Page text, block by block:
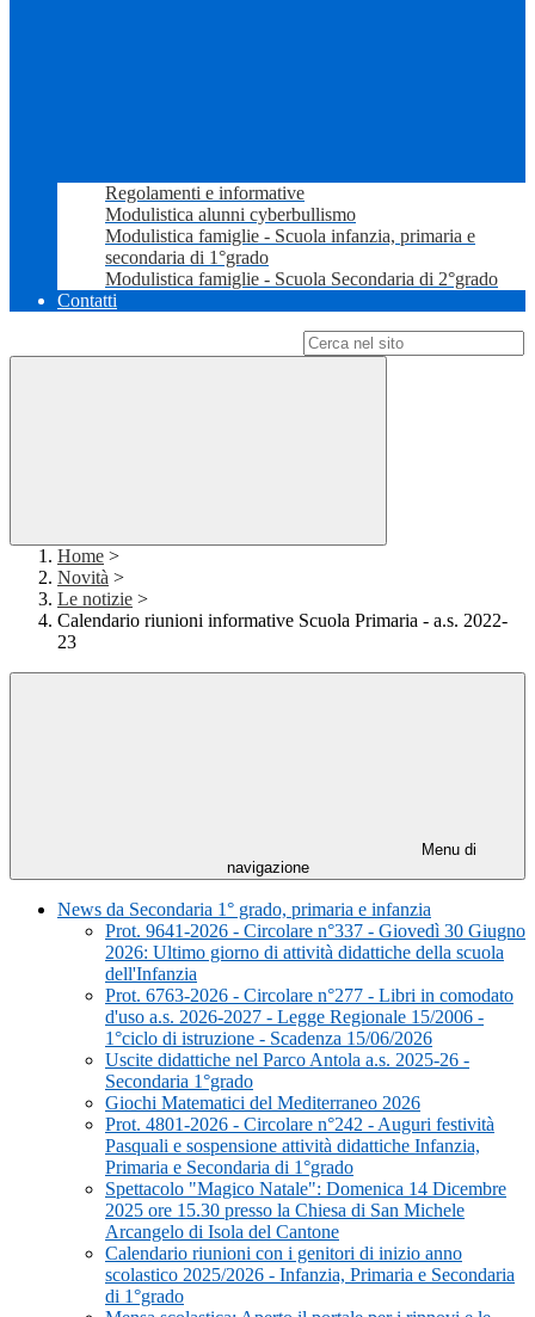
Regolamenti e informative
Modulistica alunni cyberbullismo
Modulistica famiglie - Scuola infanzia, primaria e
secondaria di 1°grado
Modulistica famiglie - Scuola Secondaria di 2°grado
Contatti
Home >
Novità >
Le notizie >
Calendario riunioni informative Scuola Primaria - a.s. 2022-
23
Menu di
navigazione
News da Secondaria 1° grado, primaria e infanzia
Prot. 9641-2026 - Circolare n°337 - Giovedì 30 Giugno
2026: Ultimo giorno di attività didattiche della scuola
dell'Infanzia
Prot. 6763-2026 - Circolare n°277 - Libri in comodato
d'uso a.s. 2026-2027 - Legge Regionale 15/2006 -
1°ciclo di istruzione - Scadenza 15/06/2026
Uscite didattiche nel Parco Antola a.s. 2025-26 -
Secondaria 1°grado
Giochi Matematici del Mediterraneo 2026
Prot. 4801-2026 - Circolare n°242 - Auguri festività
Pasquali e sospensione attività didattiche Infanzia,
Primaria e Secondaria di 1°grado
Spettacolo "Magico Natale": Domenica 14 Dicembre
2025 ore 15.30 presso la Chiesa di San Michele
Arcangelo di Isola del Cantone
Calendario riunioni con i genitori di inizio anno
scolastico 2025/2026 - Infanzia, Primaria e Secondaria
di 1°grado